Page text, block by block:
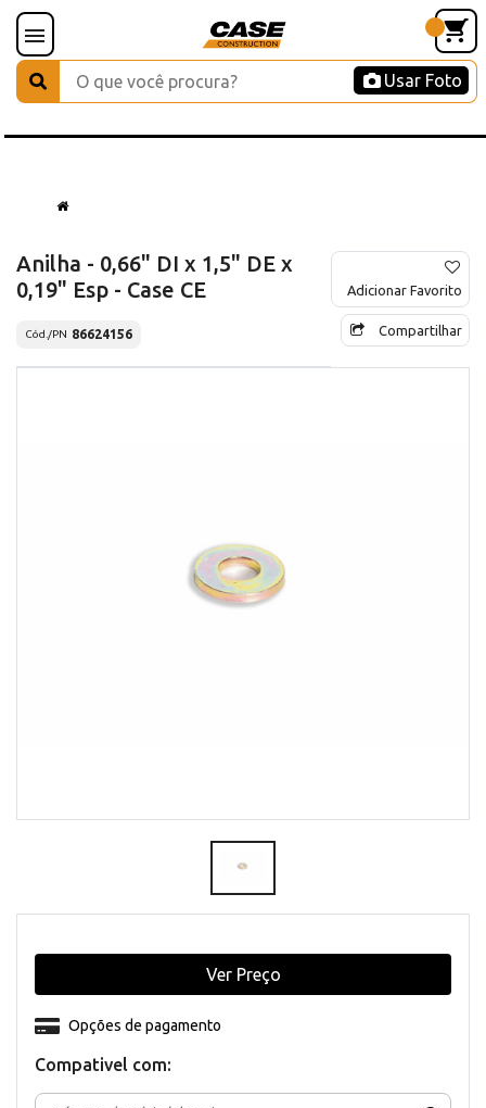
Usar Foto
Anilha - 0,66" DI x 1,5" DE x
0,19" Esp - Case CE
Cód./PN 86624156
Adicionar Favorito
Compartilhar
Compativel com:
Opções de pagamento
Ver Preço